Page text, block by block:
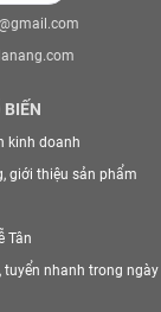
BIẾN
kinh doanh
giới thiệu sản phẩm
Tân
tuyển nhanh trong ngày